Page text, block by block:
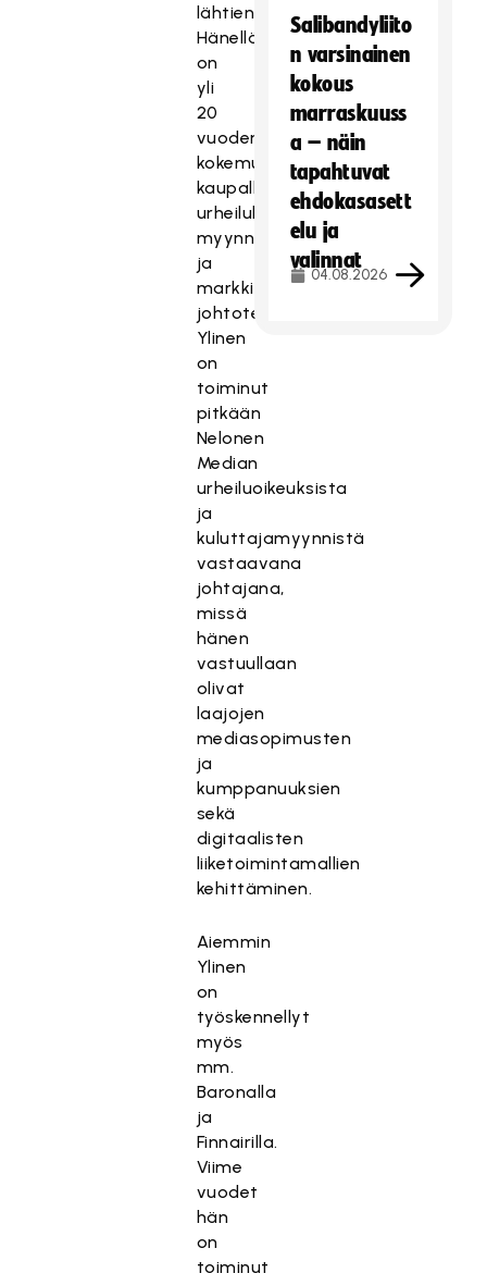
lähtien.
Hänellä
on
yli
20
vuoden
kokemus
kaupallisen
urheiluliiketoiminnan,
myynnin
ja
markkinoinnin
johtotehtävistä.
Ylinen
on
toiminut
pitkään
Nelonen
Median
urheiluoikeuksista
ja
kuluttajamyynnistä
vastaavana
johtajana,
missä
hänen
vastuullaan
olivat
laajojen
mediasopimusten
ja
kumppanuuksien
sekä
digitaalisten
liiketoimintamallien
kehittäminen.
Aiemmin
Ylinen
on
työskennellyt
myös
mm.
Baronalla
ja
Finnairilla.
Viime
vuodet
hän
on
toiminut
Salibandyliito
n varsinainen
kokous
marraskuuss
a – näin
tapahtuvat
ehdokasasett
elu ja
valinnat
04.08.2026